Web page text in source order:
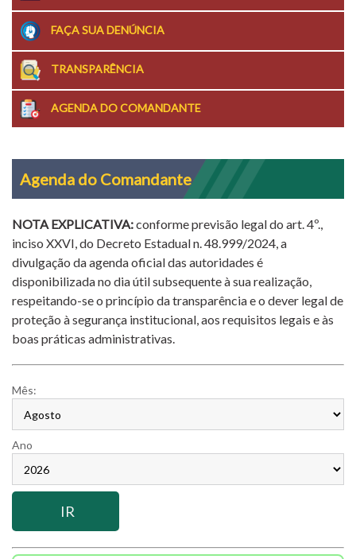
FAÇA SUA DENÚNCIA
TRANSPARÊNCIA
AGENDA DO COMANDANTE
Agenda do Comandante
NOTA EXPLICATIVA:conforme previsão legal do art. 4º.,
inciso XXVI, do Decreto Estadual n. 48.999/2024, a
divulgação da agenda oficial das autoridades é
disponibilizada no dia útil subsequente à sua realização,
respeitando-se o princípio da transparência e o dever legal de
proteção à segurança institucional, aos requisitos legais e às
boas práticas administrativas.
Mês:
Ano